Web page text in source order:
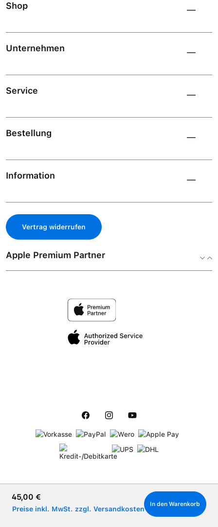
Regulärer Preis:
45,00 €
Preise inkl. MwSt. zzgl. Versandkosten
In den Warenkorb
Shop
Unternehmen
Service
Bestellung
Information
Vertrag widerrufen
Apple Premium Partner